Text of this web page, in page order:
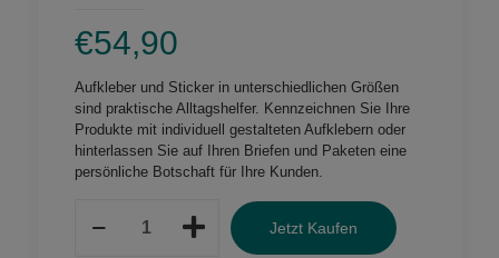
€54,90
Aufkleber und Sticker in unterschiedlichen Größen
sind praktische Alltagshelfer. Kennzeichnen Sie Ihre
Produkte mit individuell gestalteten Aufklebern oder
hinterlassen Sie auf Ihren Briefen und Paketen eine
persönliche Botschaft für Ihre Kunden.
Aufkleber
Jetzt Kaufen